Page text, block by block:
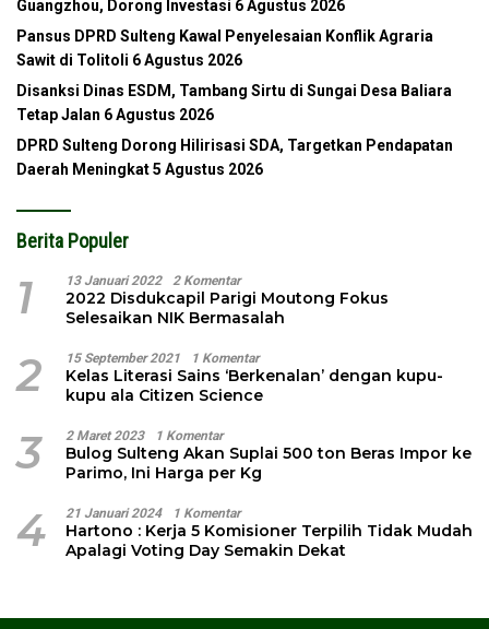
Guangzhou, Dorong Investasi 6 Agustus 2026
Pansus DPRD Sulteng Kawal Penyelesaian Konflik Agraria
Sawit di Tolitoli 6 Agustus 2026
Disanksi Dinas ESDM, Tambang Sirtu di Sungai Desa Baliara
Tetap Jalan 6 Agustus 2026
DPRD Sulteng Dorong Hilirisasi SDA, Targetkan Pendapatan
Daerah Meningkat5 Agustus 2026
Berita Populer
1 13 Januari 2022 2 Komentar
2022 Disdukcapil Parigi Moutong Fokus
Selesaikan NIK Bermasalah
2 15 September 2021 1 Komentar
Kelas Literasi Sains ‘Berkenalan’ dengan kupu-
kupu ala Citizen Science
3 2 Maret 2023 1 Komentar
Bulog Sulteng Akan Suplai 500 ton Beras Impor ke
Parimo, Ini Harga per Kg
4 21 Januari 2024 1 Komentar
Hartono : Kerja 5 Komisioner Terpilih Tidak Mudah
Apalagi Voting Day Semakin Dekat